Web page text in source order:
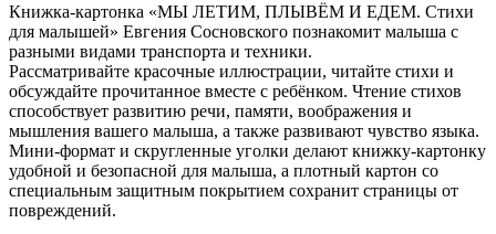
Книжка-картонка «МЫ ЛЕТИМ, ПЛЫВЁМ И ЕДЕМ. Стихи
для малышей» Евгения Сосновского познакомит малыша с
разными видами транспорта и техники.
Рассматривайте красочные иллюстрации, читайте стихи и
обсуждайте прочитанное вместе с ребёнком. Чтение стихов
способствует развитию речи, памяти, воображения и
мышления вашего малыша, а также развивают чувство языка.
Мини-формат и скругленные уголки делают книжку-картонку
удобной и безопасной для малыша, а плотный картон со
специальным защитным покрытием сохранит страницы от
повреждений.